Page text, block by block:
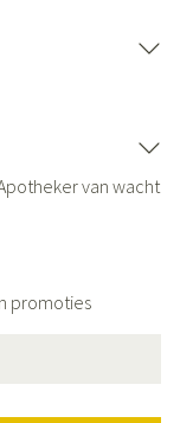
van wacht
promoties